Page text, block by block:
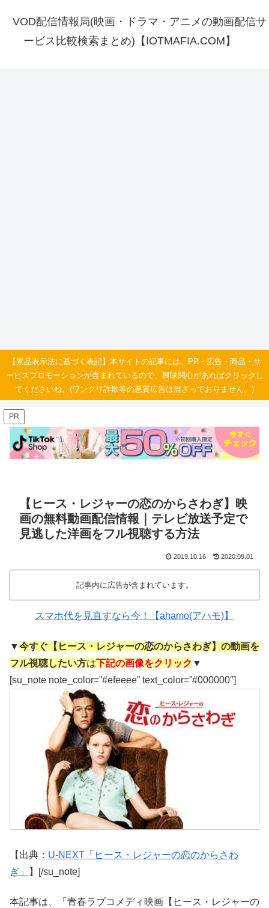
VOD配信情報局(映画・ドラマ・アニメの動画配信サ
ービス比較検索まとめ)【IOTMAFIA.COM】
【景品表示法に基づく表記】本サイトの記事には、PR・広告・商品・サ
ービスプロモーションが含まれているので、興味関心があればクリックし
てくださいね。(ワンクリ詐欺等の悪質広告は混ざっておりません。)
PR
【ヒース・レジャーの恋のからさわぎ】映
画の無料動画配信情報｜テレビ放送予定で
見逃した洋画をフル視聴する方法
2019.10.16 2020.09.01
記事内に広告が含まれています。
スマホ代を見直すなら今！【ahamo(アハモ)】
▼今すぐ【ヒース・レジャーの恋のからさわぎ】の動画を
フル視聴したい方は下記の画像をクリック ▼
[su_note note_color=”#efeeee” text_color=”#000000″]
【出典： U-NEXT「ヒース・レジャーの恋のからさわ
ぎ」
】[/su_note]
本記事は、「青春ラブコメディ映画【ヒース・レジャーの